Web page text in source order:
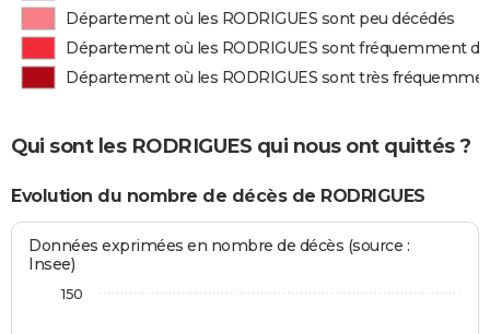
Département où les RODRIGUES sont peu décédés
Département où les RODRIGUES sont fréquemment
Département où les RODRIGUES sont très
Qui sont les RODRIGUES qui nous ont quittés ?
Evolution du nombre de décès de RODRIGUES
Données exprimées en nombre de décès (source :
Insee)
150